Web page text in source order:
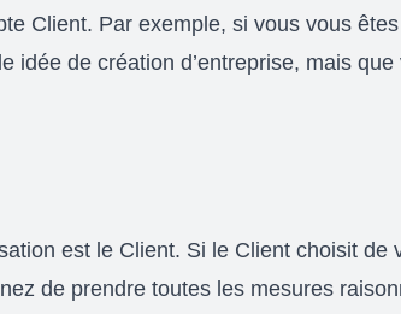
Client. Par exemple, si vous vous
de création d’entreprise, mais que
est le Client. Si le Client choisit de
de prendre toutes les mesures